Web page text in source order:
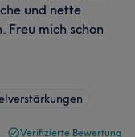
und nette
Freu mich schon
Verifizierte Bewertung